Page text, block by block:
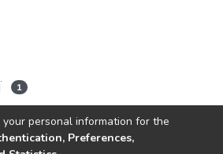
1
(current)
2 3 4 5 6 »
personal information for the
Preferences,